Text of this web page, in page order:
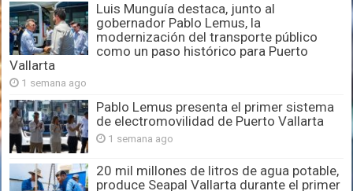
Luis Munguía destaca, junto al
gobernador Pablo Lemus, la
modernización del transporte público
como un paso histórico para Puerto
Vallarta
1 semana ago
Pablo Lemus presenta el primer sistema
de electromovilidad de Puerto Vallarta
1 semana ago
20 mil millones de litros de agua potable,
produce Seapal Vallarta durante el primer